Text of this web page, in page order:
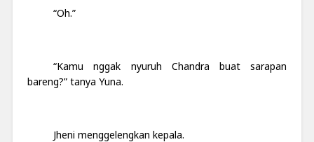
“Oh.”
“Kamu nggak nyuruh Chandra buat sarapan
bareng?” tanya Yuna.
Jheni menggelengkan kepala.